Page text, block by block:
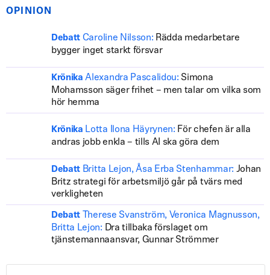
OPINION
Debatt Caroline Nilsson: Rädda medarbetare
bygger inget starkt försvar
Krönika Alexandra Pascalidou: Simona
Mohamsson säger frihet – men talar om vilka som
hör hemma
Krönika Lotta Ilona Häyrynen: För chefen är alla
andras jobb enkla – tills AI ska göra dem
Debatt Britta Lejon, Åsa Erba Stenhammar: Johan
Britz strategi för arbetsmiljö går på tvärs med
verkligheten
Debatt
Therese Svanström, Veronica Magnusson,
Britta Lejon: Dra tillbaka förslaget om
tjänstemannaansvar, Gunnar Strömmer